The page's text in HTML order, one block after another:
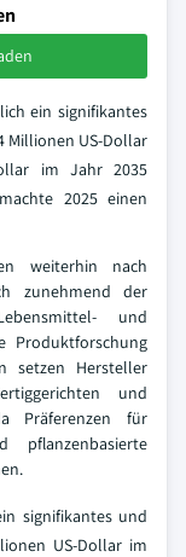
ein signifikantes
Millionen US-Dollar
im Jahr 2035
2025 einen
weiterhin nach
zunehmend der
und
Produktforschung
setzen Hersteller
und
Präferenzen für
pflanzenbasierte
signifikantes und
US-Dollar im